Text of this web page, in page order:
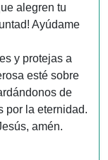
alegren tu
Ayúdame
y protejas a
esté sobre
de
por la eternidad.
amén.